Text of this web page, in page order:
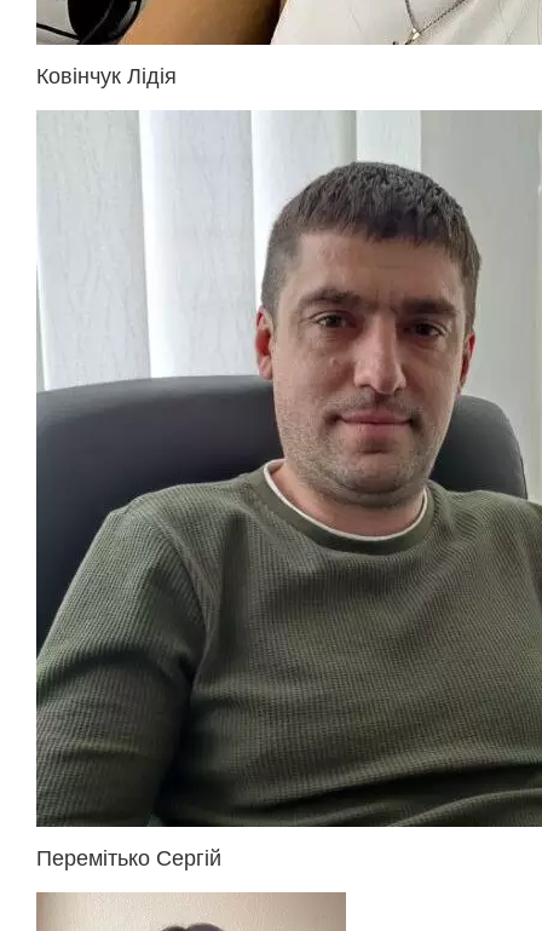
Ковінчук Лідія
Перемітько Сергій